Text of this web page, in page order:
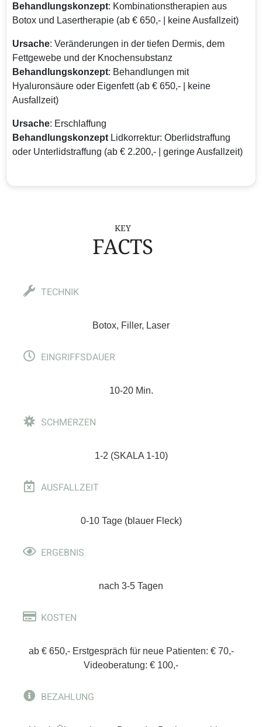
Behandlungskonzept: Kombinationstherapien aus
Botox und Lasertherapie (ab € 650,- | keine Ausfallzeit)
Ursache: Veränderungen in der tiefen Dermis, dem
Fettgewebe und der Knochensubstanz
Behandlungskonzept: Behandlungen mit
Hyaluronsäure oder Eigenfett (ab € 650,- | keine
Ausfallzeit)
Ursache: Erschlaffung
Behandlungskonzept Lidkorrektur: Oberlidstraffung
oder Unterlidstraffung (ab € 2.200,- | geringe Ausfallzeit)
KEY
FACTS
TECHNIK
Botox, Filler, Laser
EINGRIFFSDAUER
10-20 Min.
SCHMERZEN
1-2 (SKALA 1-10)
AUSFALLZEIT
0-10 Tage (blauer Fleck)
ERGEBNIS
nach 3-5 Tagen
KOSTEN
ab € 650,- Erstgespräch für neue Patienten: € 70,-
Videoberatung: € 100,-
BEZAHLUNG